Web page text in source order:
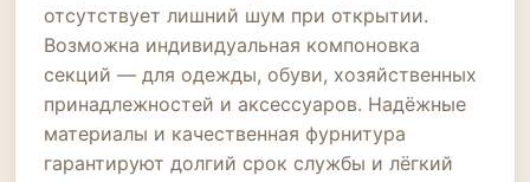
отсутствует лишний шум при открытии.
Возможна индивидуальная компоновка
секций — для одежды, обуви, хозяйственных
принадлежностей и аксессуаров. Надёжные
материалы и качественная фурнитура
гарантируют долгий срок службы и лёгкий